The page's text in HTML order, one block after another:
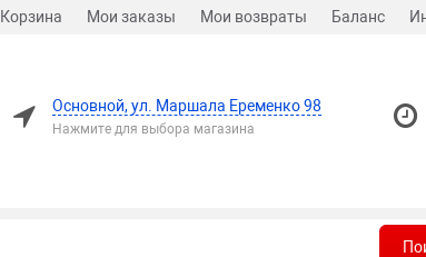
Корзина Мои заказы Мои возвраты Баланс
Основной, ул. Маршала Еременко 98
Нажмите для выбора магазина